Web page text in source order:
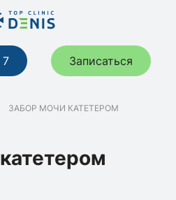
7 Записаться
ЗАБОР МОЧИ КАТЕТЕРОМ